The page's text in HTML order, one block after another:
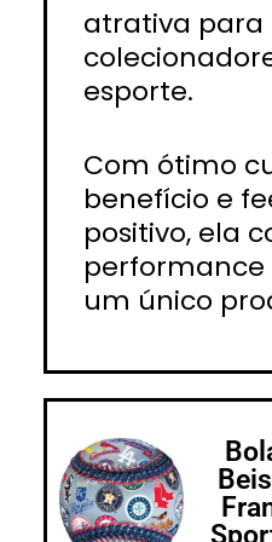
atrativa para
esporte.
Com ótimo
benefício e
positivo, ela
performance
um único